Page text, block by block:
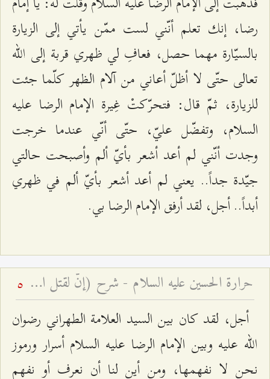
رضا، إنك تعلم أنّني لست ممّن يأتي إلى الزيارة
بالسيّارة مهما حصل، فعافِ لي ظهري قربة إلى الله
تعالى حتّى لا أظلّ أعاني من آلام الظهر كلّما جئت
للزيارة، ثمّ قال: فتحرّكتْ غِيرة الإمام الرضا عليه
السلام، وتفضّل عليّ، حتّى أنّي عندما خرجت
وجدت أنّني لم أعد أشعر بأيّ ألم وأصبحت حالتي
جيّدة جداً.. يعني لم أعد أشعر بأيّ ألم في ظهري
أبداً.. أجل، لقد أرفق الإمام الرضا بي.
حرارة الحسين عليه السلام - شرح (إنّ لقتل الحسين حرارة في قلوب المؤمنين لا تبرد أبدًا) 5
أجل، لقد كان بين السيد العلامة الطهراني رضوان
الله عليه وبين الإمام الرضا عليه السلام أسرار ورموز
نحن لا نفهمها، ومن أين لنا أن نعرف أو نفهم